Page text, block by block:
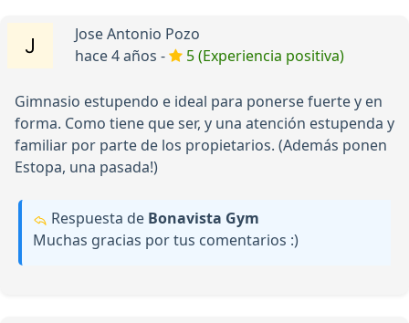
Jose Antonio Pozo
hace 4 años -
5 (Experiencia positiva)
Gimnasio estupendo e ideal para ponerse fuerte y en
forma. Como tiene que ser, y una atención estupenda y
familiar por parte de los propietarios. (Además ponen
Estopa, una pasada!)
Respuesta de Bonavista Gym
Muchas gracias por tus comentarios :)